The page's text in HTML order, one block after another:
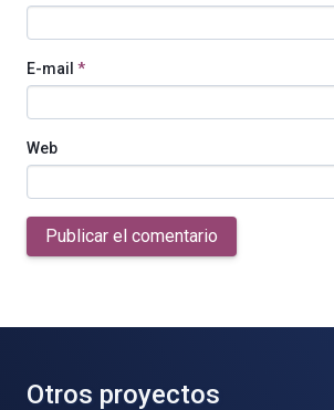
E-mail *
Web
Publicar el comentario
Otros proyectos